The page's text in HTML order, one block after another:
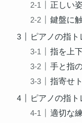
正しい
鍵盤に
ピアノの指
指を上
手と指
指寄せ
ピアノの指
適切な